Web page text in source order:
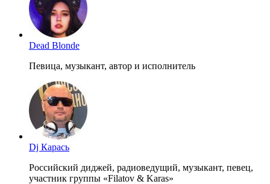
Dead Blonde
Певица, музыкант, автор и исполнитель
Dj Карась
Российский диджей, радиоведущий, музыкант, певец,
участник группы «Filatov & Karas»